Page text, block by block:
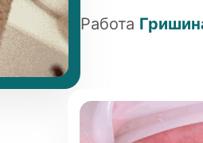
Работа